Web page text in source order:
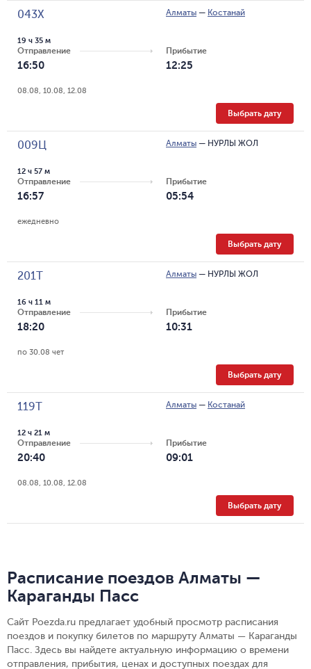
043Х Алматы — Костанай
Отправление
16:50
19 ч 35 м
Прибытие
12:25
08.08, 10.08, 12.08
Выбрать дату
009Ц Алматы — НУРЛЫ ЖОЛ
Отправление
16:57
12 ч 57 м
Прибытие
05:54
ежедневно
Выбрать дату
201Т Алматы — НУРЛЫ ЖОЛ
Отправление
18:20
16 ч 11 м
Прибытие
10:31
по 30.08 чет
Выбрать дату
119Т Алматы — Костанай
Отправление
20:40
12 ч 21 м
Прибытие
09:01
08.08, 10.08, 12.08
Выбрать дату
Расписание поездов Алматы —
Караганды Пасс
Сайт Poezda.ru предлагает удобный просмотр расписания
поездов и покупку билетов по маршруту Алматы — Караганды
Пасс. Здесь вы найдете актуальную информацию о времени
отправления, прибытия, ценах и доступных поездах для